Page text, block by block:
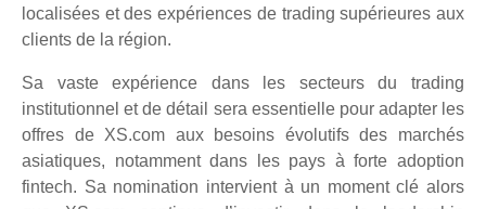
localisées et des expériences de trading supérieures aux
clients de la région.
Sa vaste expérience dans les secteurs du trading
institutionnel et de détail sera essentielle pour adapter les
offres de XS.com aux besoins évolutifs des marchés
asiatiques, notamment dans les pays à forte adoption
fintech. Sa nomination intervient à un moment clé alors